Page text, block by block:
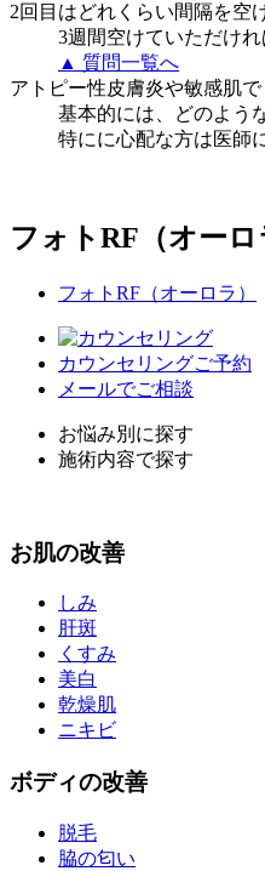
2回目はどれくらい間隔を空
3週間空けていただけれ
▲ 質問一覧へ
アトピー性皮膚炎や敏感肌
基本的には、どのよう
特にに心配な方は医師
フォトRF（オーロ
フォトRF（オーロラ）
カウンセリングご予約
メールでご相談
お悩み別に探す
施術内容で探す
お肌の改善
しみ
肝斑
くすみ
美白
乾燥肌
ニキビ
ボディの改善
脱毛
脇の匂い